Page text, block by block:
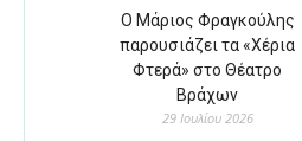
Ο Μάριος Φραγκούλης
παρουσιάζει τα «Χέρια
Φτερά» στο Θέατρο
Βράχων
29 Ιουλίου 2026